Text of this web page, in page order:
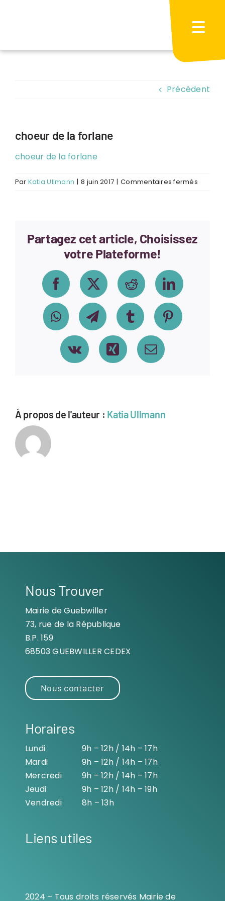
Précédent
choeur de la forlane
choeur de la forlane
Par Katia Ullmann | 8 juin 2017 | Commentaires ferméssur
Partagez cet article, Choisissez
votre Plateforme!
FacebookX Reddit LinkedIn
WhatsAppTelegramTumblr Pinterest
Vk Xing Email
À propos de l'auteur : Katia Ullmann
Nous Trouver
Mairie de Guebwiller
73, rue de la République
B.P. 159
68503 GUEBWILLER CEDEX
Nous contacter
Horaires
Lundi
9h – 12h / 14h – 17h
Mardi
9h – 12h / 14h – 17h
Mercredi
9h – 12h / 14h – 17h
Jeudi
9h – 12h / 14h – 19h
Vendredi
8h – 13h
Liens utiles
2024 – Tous droits réservés Mairie de